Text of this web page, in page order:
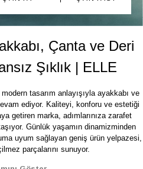
Çanta ve Deri
Şıklık | ELLE
tasarım anlayışıyla ayakkabı ve
ediyor. Kaliteyi, konforu ve estetiği
getiren marka, adımlarınıza zarafet
Günlük yaşamın dinamizminden
uyum sağlayan geniş ürün yelpazesi,
parçalarını sunuyor.